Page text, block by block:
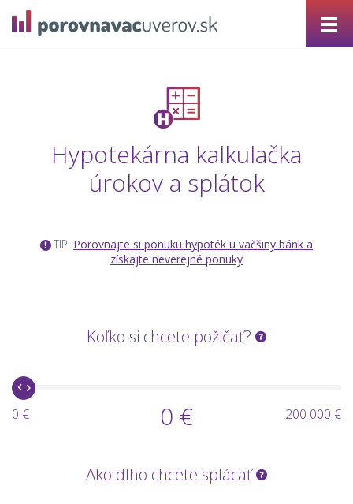
Hypotekárna kalkulačka
úrokov a splátok
TIP: Porovnajte si ponuku hypoték u väčšiny bánk a
získajte neverejné ponuky
Koľko si chcete požičať?
0 € 0 € 200 000 €
Ako dlho chcete splácať